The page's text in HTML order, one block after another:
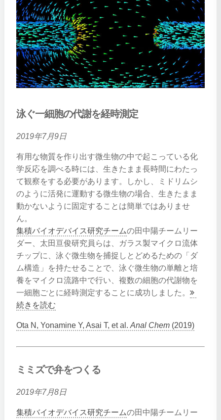
泳ぐ一細胞の代謝を経時測定
2019年7月9日
有用な物質を作り出す微生物の中で起こっている化
学反応を調べる時には、生きたまま長時間にわたっ
て観察をする必要があります。しかし、ミドリムシ
のように活発に運動する微生物の場合、生きたまま
動かないように固定することは簡単ではありませ
ん。
集積バイオデバイス研究チームの田中陽チームリー
ダー、太田亘俊研究員らは、ガラス製マイクロ流体
チップに、泳ぐ微生物を捕捉しとどめるための「ダ
ム構造」を持たせることで、泳ぐ微生物の単離と培
養をマイクロ流路中で行い、複数の細胞の代謝物を
一細胞ごとに経時測定することに成功しました。
続きを読む
Ota N, Yonamine Y, Asai T, et al.Anal Chem (2019)
ミミズで弁をつくる
2019年7月8日
集積バイオデバイス研究チームの田中陽チームリー